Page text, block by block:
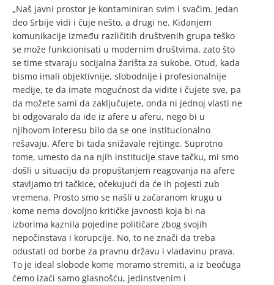
„Naš javni prostor je kontaminiran svim i svačim. Jedan
deo Srbije vidi i čuje nešto, a drugi ne. Kidanjem
komunikacije između različitih društvenih grupa teško
se može funkcionisati u modernim društvima, zato što
se time stvaraju socijalna žarišta za sukobe. Otud, kada
bismo imali objektivnije, slobodnije i profesionalnije
medije, te da imate mogućnost da vidite i čujete sve, pa
da možete sami da zaključujete, onda ni jednoj vlasti ne
bi odgovaralo da ide iz afere u aferu, nego bi u
njihovom interesu bilo da se one institucionalno
rešavaju. Afere bi tada snižavale rejtinge. Suprotno
tome, umesto da na njih institucije stave tačku, mi smo
došli u situaciju da propuštanjem reagovanja na afere
stavljamo tri tačkice, očekujući da će ih pojesti zub
vremena. Prosto smo se našli u začaranom krugu u
kome nema dovoljno kritičke javnosti koja bi na
izborima kaznila pojedine političare zbog svojih
nepočinstava i korupcije. No, to ne znači da treba
odustati od borbe za pravnu državu i vladavinu prava.
To je ideal slobode kome moramo stremiti, a iz beočuga
ćemo izaći samo glasnošću, jedinstvenim i